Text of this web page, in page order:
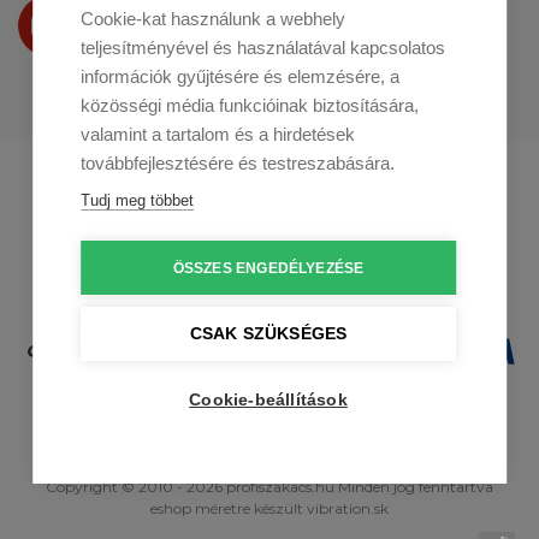
Termékeinket
a Youtube-on is bemutatjuk
Profikuchar.sk
Profikuchař.cz
Copyright © 2010 - 2026 profiszakacs.hu Minden jog fenntartva
eshop méretre készült vibration.sk
Cookie-kat használunk a webhely
teljesítményével és használatával kapcsolatos
információk gyűjtésére és elemzésére, a
közösségi média funkcióinak biztosítására,
valamint a tartalom és a hirdetések
továbbfejlesztésére és testreszabására.
Tudj meg többet
ÖSSZES ENGEDÉLYEZÉSE
CSAK SZÜKSÉGES
Cookie-beállítások